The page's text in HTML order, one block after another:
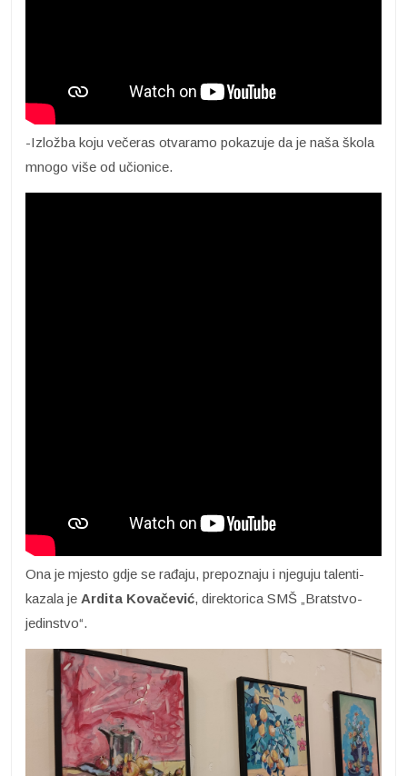
-Izložba koju večeras otvaramo pokazuje da je naša škola
mnogo više od učionice.
Ona je mjesto gdje se rađaju, prepoznaju i njeguju talenti-
kazala je Ardita Kovačević, direktorica SMŠ „Bratstvo-
jedinstvo“.